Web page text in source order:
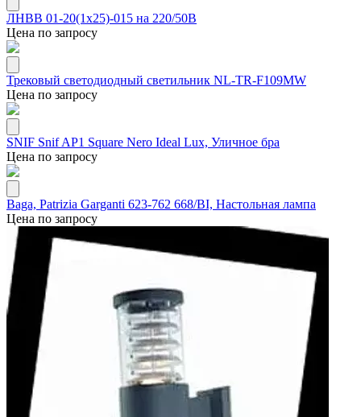
ЛНВВ 01-20(1х25)-015 на 220/50В
Цена по запросу
Трековый светодиодный светильник NL-TR-F109MW
Цена по запросу
SNIF Snif AP1 Square Nero Ideal Lux, Уличное бра
Цена по запросу
Baga, Patrizia Garganti 623-762 668/BI, Настольная лампа
Цена по запросу